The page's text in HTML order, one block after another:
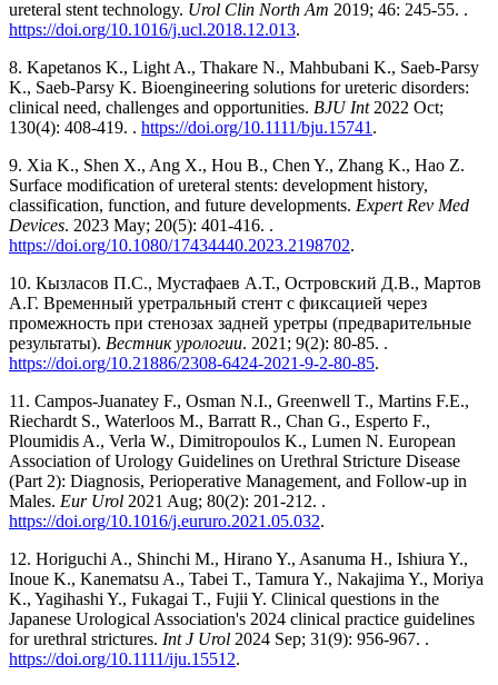
ureteral stent technology. Urol Clin North Am 2019; 46: 245-55. .
https://doi.org/10.1016/j.ucl.2018.12.013.
8. Kapetanos K., Light A., Thakare N., Mahbubani K., Saeb-Parsy
K., Saeb-Parsy K. Bioengineering solutions for ureteric disorders:
clinical need, challenges and opportunities. BJU Int2022 Oct;
130(4): 408-419. . https://doi.org/10.1111/bju.15741 .
9. Xia K., Shen X., Ang X., Hou B., Chen Y., Zhang K., Hao Z.
Surface modification of ureteral stents: development history,
classification, function, and future developments. Expert Rev Med
Devices. 2023 May; 20(5): 401-416. .
https://doi.org/10.1080/17434440.2023.2198702.
10. Кызласов П.С., Мустафаев А.Т., Островский Д.В., Мартов
А.Г. Временный уретральный стент с фиксацией через
промежность при стенозах задней уретры (предварительные
результаты). Вестник урологии. 2021; 9(2): 80-85. .
https://doi.org/10.21886/2308-6424-2021-9-2-80-85.
11. Campos-Juanatey F., Osman N.I., Greenwell T., Martins F.E.,
Riechardt S., Waterloos M., Barratt R., Chan G., Esperto F.,
Ploumidis A., Verla W., Dimitropoulos K., Lumen N. European
Association of Urology Guidelines on Urethral Stricture Disease
(Part 2): Diagnosis, Perioperative Management, and Follow-up in
Males. Eur Urol 2021 Aug; 80(2): 201-212. .
https://doi.org/10.1016/j.eururo.2021.05.032.
12. Horiguchi A., Shinchi M., Hirano Y., Asanuma H., Ishiura Y.,
Inoue K., Kanematsu A., Tabei T., Tamura Y., Nakajima Y., Moriya
K., Yagihashi Y., Fukagai T., Fujii Y. Clinical questions in the
Japanese Urological Association's 2024 clinical practice guidelines
for urethral strictures. Int J Urol 2024 Sep; 31(9): 956-967. .
https://doi.org/10.1111/iju.15512.